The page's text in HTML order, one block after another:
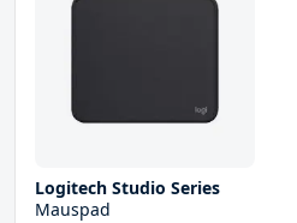
Logitech Studio Series
Mauspad